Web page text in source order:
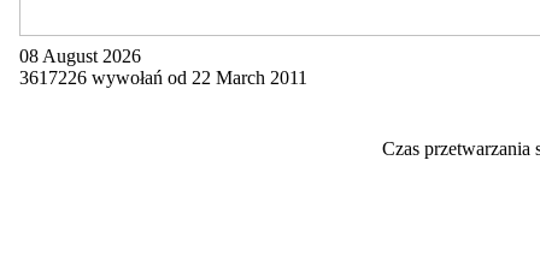
08 August 2026
3617226 wywołań od 22 March 2011
Czas przetwarzania